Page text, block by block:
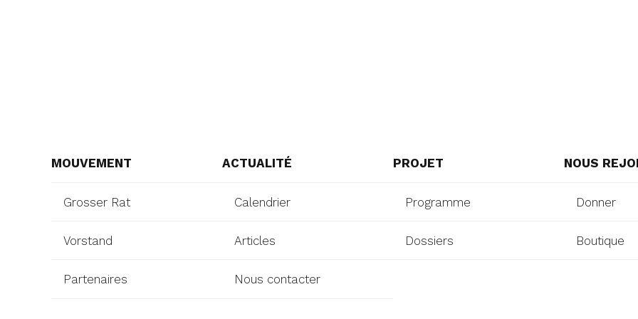
MOUVEMENT
Grosser Rat
Vorstand
Partenaires
ACTUALITÉ
Calendrier
Articles
Nous contacter
PROJET
Programme
Dossiers
NOUS
Donner
Boutique